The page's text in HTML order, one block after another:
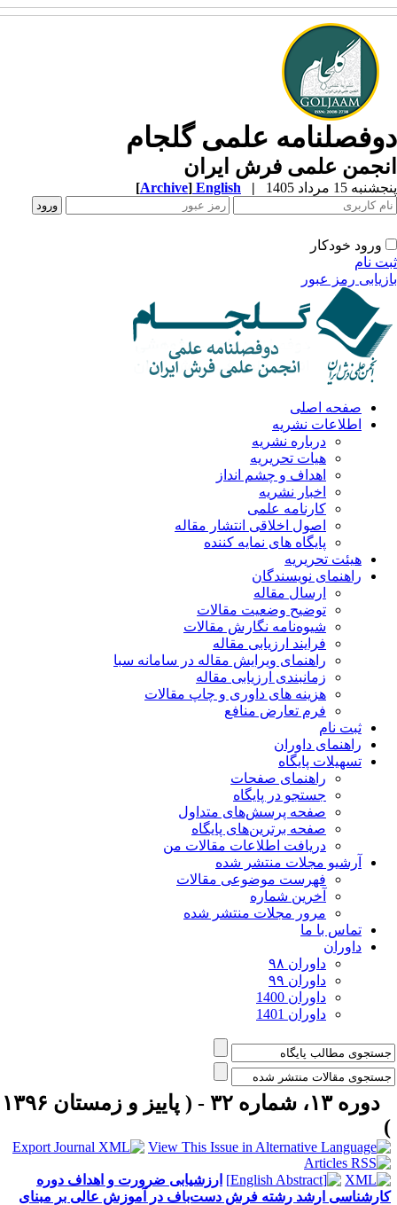
علمی گلجام
علمی فرش ایران
15 مرداد 1405 |
English
[Archive]
ورود خودکار
نام
رمز عبور
صفحه اصلی
اطلاعات نشریه
درباره نشریه
هیات تحریریه
اهداف و چشم انداز
اخبار نشریه
کارنامه علمی
اصول اخلاقی انتشار مقاله
پایگاه های نمایه کننده
هیئت تحریریه
راهنمای نویسندگان
ارسال مقاله
توضیح وضعیت مقالات
شیوه‌نامه نگارش مقالات
فرایند ارزیابی مقاله
راهنمای ویرایش مقاله در سامانه سبا
زمانبندی ارزیابی مقاله
هزینه های داوری و چاپ مقالات
فرم تعارض منافع
ثبت نام
راهنمای داوران
تسهیلات پایگاه
راهنمای صفحات
جستجو در پایگاه
صفحه پرسش‌های متداول
صفحه برترین‌های پایگاه
دریافت اطلاعات مقالات من
آرشیو مجلات منتشر شده
فهرست موضوعی مقالات
آخرین شماره
مرور مجلات منتشر شده
تماس با ما
داوران
داوران ۹۸
داوران ۹۹
داوران 1400
داوران 1401
دوره ۱۳، شماره ۳۲ - ( پاییز و زمستان ۱۳۹۶
ارزشیابی ضرورت و اهداف دوره
ارشد رشته فرش دست‌باف در آموزش عالی بر مبنای